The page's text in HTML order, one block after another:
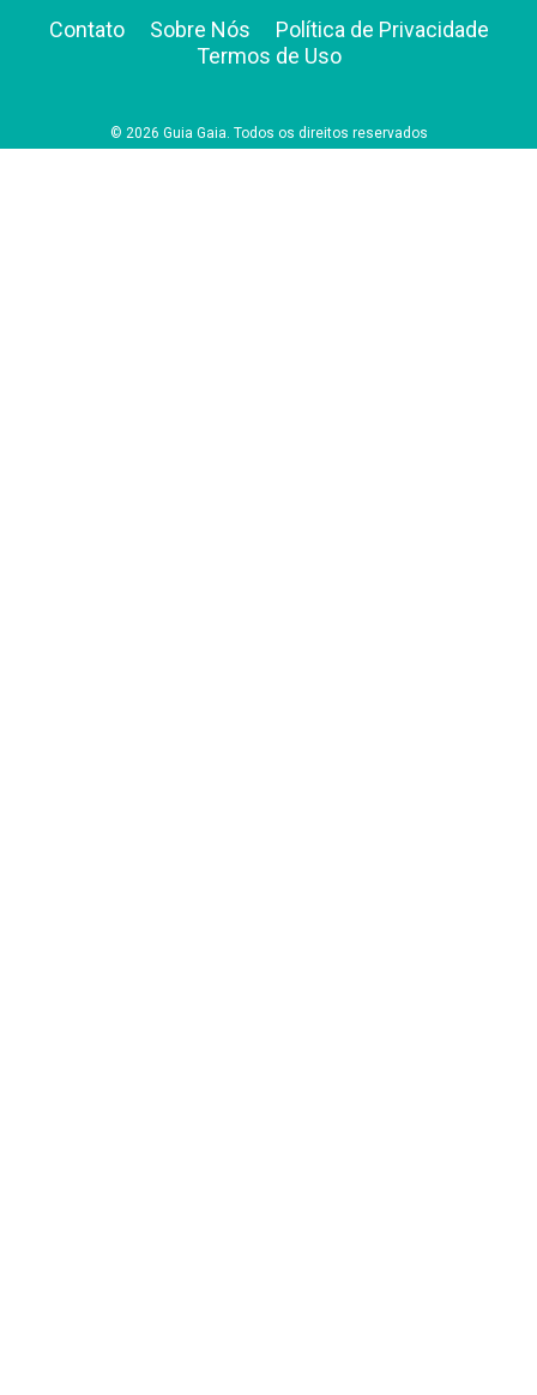
Contato Sobre Nós
Política de Privacidade
Termos de Uso
© 2026 Guia Gaia. Todos os direitos reservados